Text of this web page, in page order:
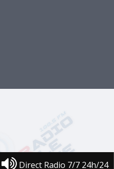
Direct Radio 7/7 24h/24